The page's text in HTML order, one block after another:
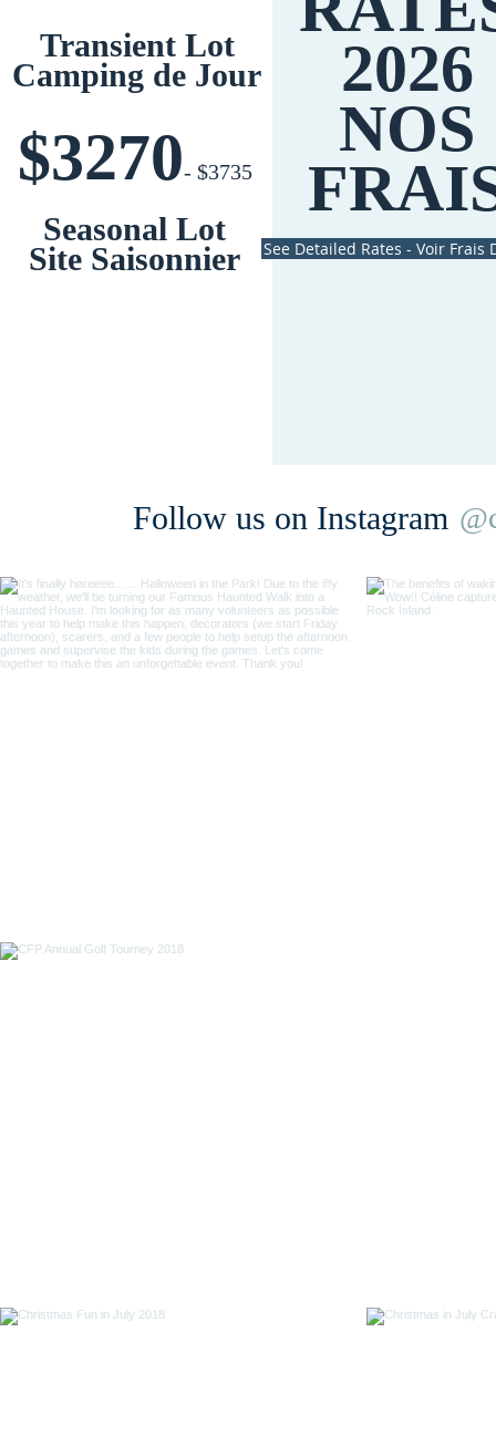
Transient Lot
Camping de Jour
$3270- $3735
Seasonal Lot
Site Saisonnier
2026
NOS
See Detailed Rates - Voir Frais
Follow us on Instagram